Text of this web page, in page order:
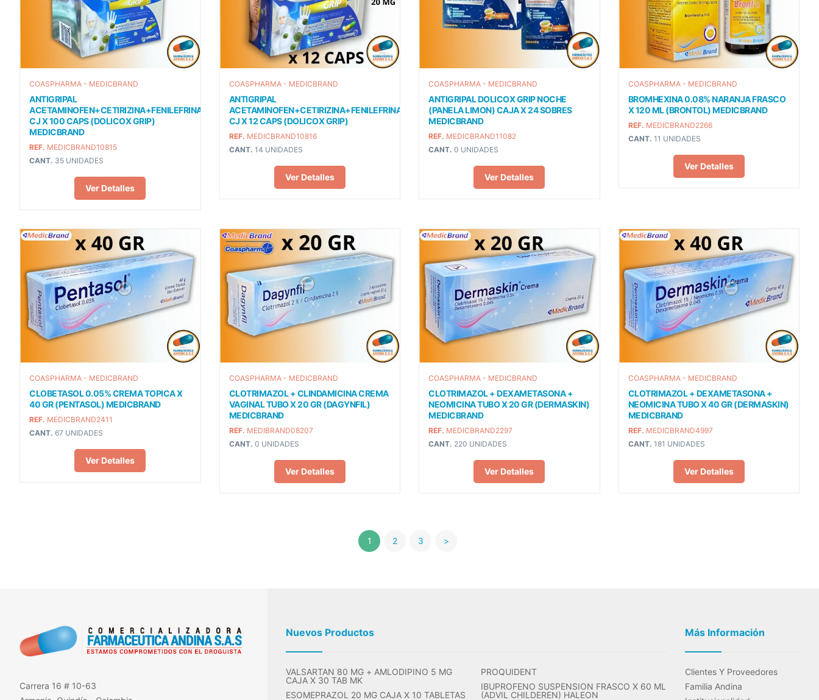
COASPHARMA - MEDICBRAND
ANTIGRIPAL
ACETAMINOFEN+CETIRIZINA+FENILEFRINA+CAFEINA
CJ X 100 CAPS (DOLICOX GRIP)
MEDICBRAND
REF. MEDICBRAND10815
CANT. 35 UNIDADES
Ver Detalles
COASPHARMA - MEDICBRAND
ANTIGRIPAL
ACETAMINOFEN+CETIRIZINA+FENILEFRINA+CAFEINA
CJ X 12 CAPS (DOLICOX GRIP)
REF. MEDICBRAND10816
CANT. 14 UNIDADES
Ver Detalles
COASPHARMA - MEDICBRAND
ANTIGRIPAL DOLICOX GRIP NOCHE
(PANELA LIMON) CAJA X 24 SOBRES
MEDICBRAND
REF. MEDICBRAND11082
CANT. 0 UNIDADES
Ver Detalles
COASPHARMA - MEDICBRAND
BROMHEXINA 0.08% NARANJA FRASCO
X 120 ML (BRONTOL) MEDICBRAND
REF. MEDICBRAND2266
CANT. 11 UNIDADES
Ver Detalles
COASPHARMA - MEDICBRAND
CLOBETASOL 0.05% CREMA TOPICA X
40 GR (PENTASOL) MEDICBRAND
REF. MEDICBRAND2411
CANT. 67 UNIDADES
Ver Detalles
COASPHARMA - MEDICBRAND
CLOTRIMAZOL + CLINDAMICINA CREMA
VAGINAL TUBO X 20 GR (DAGYNFIL)
MEDICBRAND
REF. MEDIBRAND08207
CANT. 0 UNIDADES
Ver Detalles
COASPHARMA - MEDICBRAND
CLOTRIMAZOL + DEXAMETASONA +
NEOMICINA TUBO X 20 GR (DERMASKIN)
MEDICBRAND
REF. MEDICBRAND2297
CANT. 220 UNIDADES
Ver Detalles
COASPHARMA - MEDICBRAND
CLOTRIMAZOL + DEXAMETASONA +
NEOMICINA TUBO X 40 GR (DERMASKIN)
MEDICBRAND
REF. MEDICBRAND4997
CANT. 181 UNIDADES
Ver Detalles
1 2 3 >
Carrera 16 # 10-63
Nuevos Productos
VALSARTAN 80 MG + AMLODIPINO 5 MG
CAJA X 30 TAB MK
ESOMEPRAZOL 20 MG CAJA X 10 TABLETAS
PROQUIDENT
IBUPROFENO SUSPENSION FRASCO X 60 ML
(ADVIL CHILDEREN) HALEON
Más Información
Clientes Y Proveedores
Familia Andina